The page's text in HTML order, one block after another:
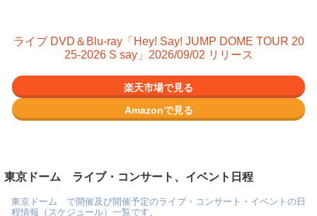
ライブ DVD＆Blu-ray「Hey! Say! JUMP DOME TOUR 20
25-2026 S say」2026/09/02 リリース
楽天市場で見る
Amazonで見る
東京ドーム ライブ・コンサート、イベント日程
東京ドーム で開催及び開催予定のライブ・コンサート・イベントの日
程情報（スケジュール）一覧です。